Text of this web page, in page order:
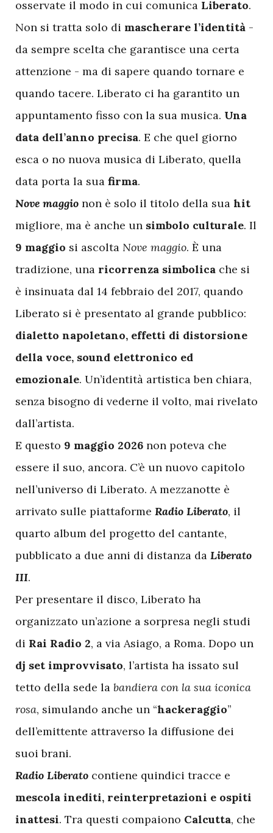
osservate il modo in cui comunica Liberato.
Non si tratta solo di mascherare l’identità -
da sempre scelta che garantisce una certa
attenzione - ma di sapere quando tornare e
quando tacere. Liberato ci ha garantito un
appuntamento fisso con la sua musica. Una
data dell’anno precisa. E che quel giorno
esca o no nuova musica di Liberato, quella
data porta la sua firma.
Nove maggio non è solo il titolo della sua hit
migliore, ma è anche un simbolo culturale. Il
9 maggio si ascolta Nove maggio. È una
tradizione, una ricorrenza simbolica che si
è insinuata dal 14 febbraio del 2017, quando
Liberato si è presentato al grande pubblico:
dialetto napoletano, effetti di distorsione
della voce, sound elettronico ed
emozionale. Un’identità artistica ben chiara,
senza bisogno di vederne il volto, mai rivelato
dall’artista.
E questo 9 maggio 2026 non poteva che
essere il suo, ancora. C’è un nuovo capitolo
nell’universo di Liberato. A mezzanotte è
arrivato sulle piattaforme Radio Liberato, il
quarto album del progetto del cantante,
pubblicato a due anni di distanza da Liberato
III.
Per presentare il disco, Liberato ha
organizzato un’azione a sorpresa negli studi
di Rai Radio 2, a via Asiago, a Roma. Dopo un
dj set improvvisato, l’artista ha issato sul
tetto della sede la bandiera con la sua iconica
rosa, simulando anche un “hackeraggio”
dell’emittente attraverso la diffusione dei
suoi brani.
Radio Liberato contiene quindici tracce e
mescola inediti, reinterpretazioni e ospiti
inattesi. Tra questi compaiono Calcutta, che